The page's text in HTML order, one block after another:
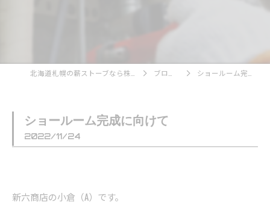
ブログ一覧 ショールーム完成に向けて
ショールーム完成に向けて
2022/11/24
新六商店の小倉（A）です。